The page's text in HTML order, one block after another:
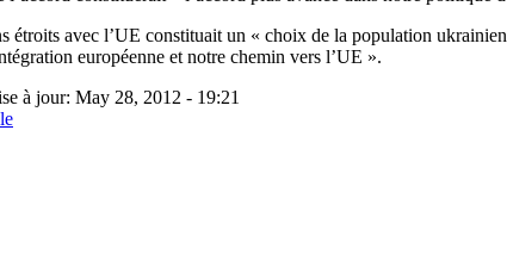
étroits avec l’UE constituait un « choix de la population
européenne et notre chemin vers l’UE ».
à jour: May 28, 2012 - 19:21